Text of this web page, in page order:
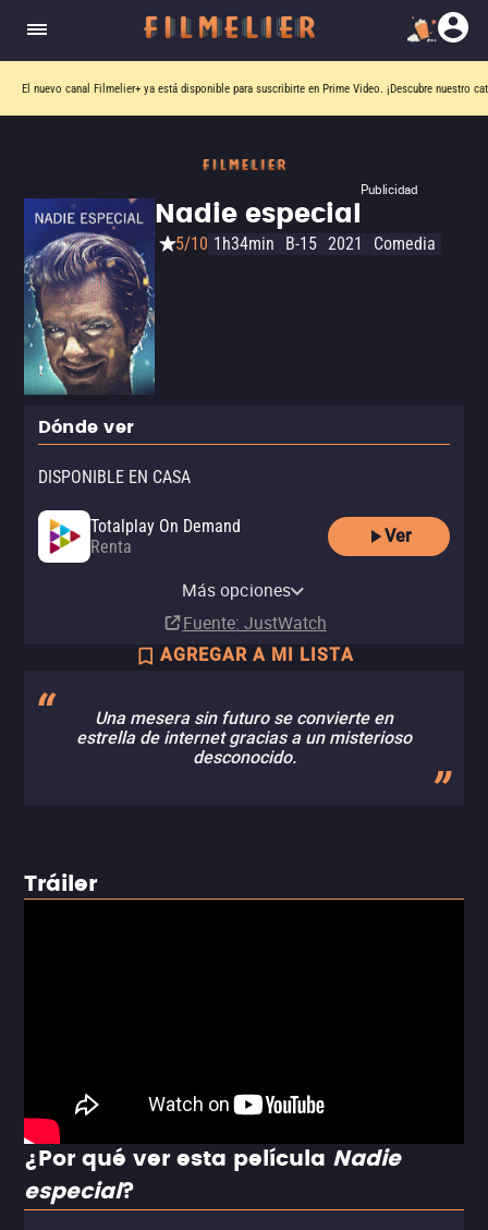
El nuevo canal Filmelier+ ya está disponible para suscribirte en Prime Video. ¡Descubre nuestro
Publicidad
Nadie especial
5/10 1h34min B-15 2021 Comedia
Dónde ver
DISPONIBLE EN CASA
Totalplay On Demand
Renta
Ver
Amazon Video
Apple TV Store
Claro video
Más opciones
Fuente: JustWatch
AGREGAR A MI LISTA
Una mesera sin futuro se convierte en
estrella de internet gracias a un misterioso
desconocido.
Tráiler
¿Por qué ver esta película Nadie
especial?